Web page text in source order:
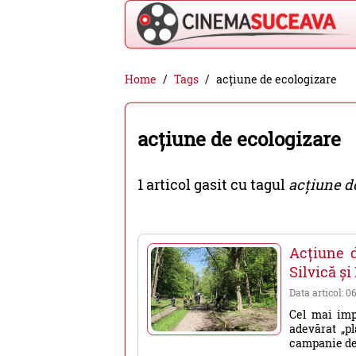
Cinema
Suceava
-
filme
cinema,
evenimente
din
Suceava
Home Tags acțiune de ecologizare
acțiune de ecologizare
1 articol gasit cu tagul acțiune
Acțiune
Silvică și
Data articol:
Cel mai
adevărat
campanie